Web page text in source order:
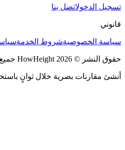
تسجيل الدخولاتصل بنا
قانوني
سياسة الخصوصيةشروط الخدمة
حقوق النشر © 2026 HowHeight جميع الحقوق محفوظة.
أنشئ مقارنات بصرية خلال ثوانٍ